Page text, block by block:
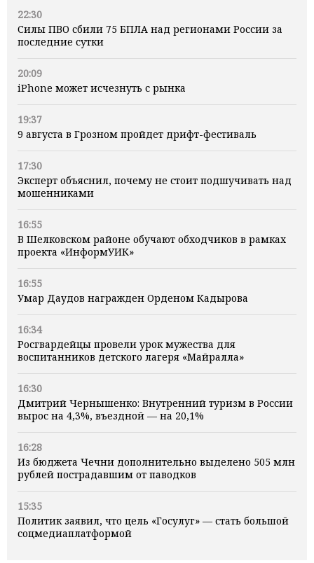
22:30
Силы ПВО сбили 75 БПЛА над регионами России за
последние сутки
20:09
iPhone может исчезнуть с рынка
19:37
9 августа в Грозном пройдет дрифт-фестиваль
17:30
Эксперт объяснил, почему не стоит подшучивать над
мошенниками
16:55
В Шелковском районе обучают обходчиков в рамках
проекта «ИнформУИК»
16:55
Умар Даудов награжден Орденом Кадырова
16:34
Росгвардейцы провели урок мужества для
воспитанников детского лагеря «Майралла»
16:30
Дмитрий Чернышенко: Внутренний туризм в России
вырос на 4,3%, въездной — на 20,1%
16:28
Из бюджета Чечни дополнительно выделено 505 млн
рублей пострадавшим от паводков
15:35
Политик заявил, что цель «Госулуг» — стать большой
соцмедиаплатформой